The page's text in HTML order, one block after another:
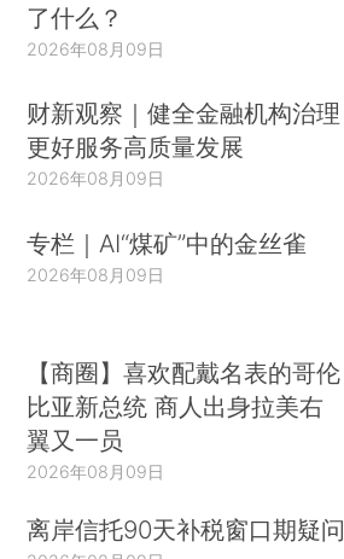
了什么？
2026年08月09日
财新观察｜健全金融机构治理
更好服务高质量发展
2026年08月09日
专栏｜AI“煤矿”中的金丝雀
2026年08月09日
【商圈】喜欢配戴名表的哥伦
比亚新总统 商人出身拉美右
翼又一员
2026年08月09日
离岸信托90天补税窗口期疑问